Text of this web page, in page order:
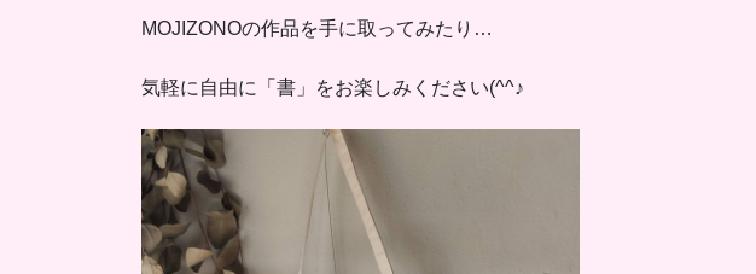
MOJIZONOの作品を手に取ってみたり…
気軽に自由に「書」をお楽しみください(^^♪